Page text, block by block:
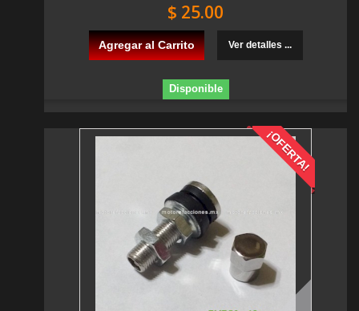
$ 25.00
Agregar al Carrito Ver detalles ...
Disponible
¡OFERTA!